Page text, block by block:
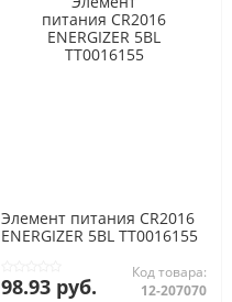
Элемент питания CR2016
ENERGIZER 5BL ТТ0016155
98.93 руб.
Код товара:
12-207070